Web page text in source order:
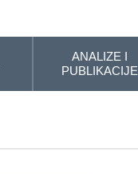
ANALIZE I
PUBLIKACIJE